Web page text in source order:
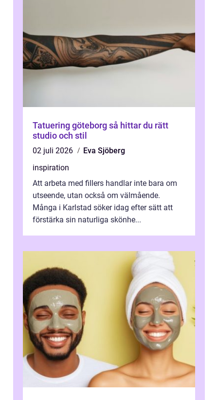
Tatuering göteborg så hittar du rätt
studio och stil
02 juli 2026
Eva Sjöberg
inspiration
Att arbeta med fillers handlar inte bara om
utseende, utan också om välmående.
Många i Karlstad söker idag efter sätt att
förstärka sin naturliga skönhe...